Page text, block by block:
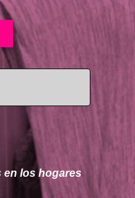
en los hogares